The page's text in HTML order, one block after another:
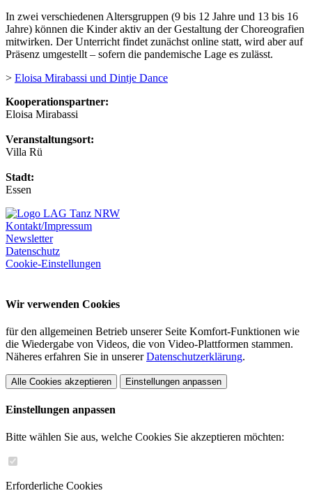
In zwei verschiedenen Altersgruppen (9 bis 12 Jahre und 13 bis 16
Jahre) können die Kinder aktiv an der Gestaltung der Choreografien
mitwirken. Der Unterricht findet zunächst online statt, wird aber auf
Präsenz umgestellt – sofern die pandemische Lage es zulässt.
> Eloisa Mirabassi und Dintje Dance
Kooperationspartner:
Eloisa Mirabassi
Veranstaltungsort:
Villa Rü
Stadt:
Essen
Kontakt/Impressum
Newsletter
Datenschutz
Cookie-Einstellungen
Wir verwenden Cookies
für den allgemeinen Betrieb unserer Seite Komfort-Funktionen wie
die Wiedergabe von Videos, die von Video-Plattformen stammen.
Näheres erfahren Sie in unsererDatenschutzerklärung.
Alle Cookies akzeptieren Einstellungen anpassen
Einstellungen anpassen
Bitte wählen Sie aus, welche Cookies Sie akzeptieren möchten:
Erforderliche Cookies